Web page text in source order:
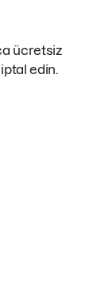
ücretsiz
edin.